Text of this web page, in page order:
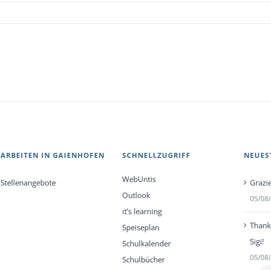
ARBEITEN IN GAIENHOFEN
Stellenangebote
SCHNELLZUGRIFF
WebUntis
Outlook
it’s learning
Speiseplan
Schulkalender
Schulbücher
05/
Sigi!
05/